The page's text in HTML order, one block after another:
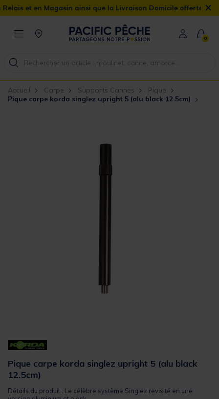
et en Magasin ainsi que la Livraison Domicile offerte dès 90€
×
0
Accueil Carpe Supports Cannes
Pique
Pique carpe korda singlez upright 5 (alu black 12.5cm)
Pique carpe korda singlez upright 5 (alu black
12.5cm)
Détails du produit : Le célèbre système Singlez revisité en une